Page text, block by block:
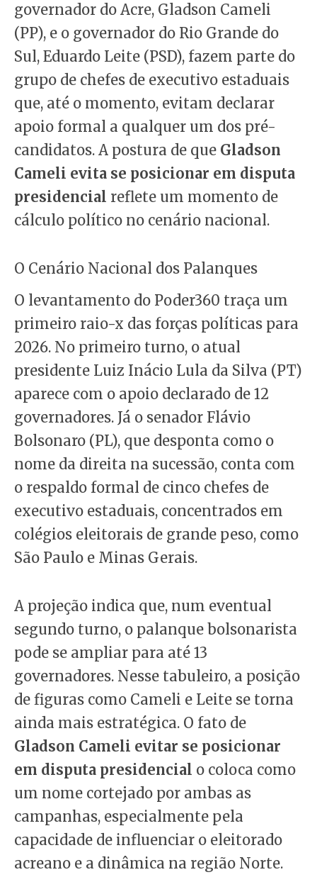
governador do Acre, Gladson Cameli
(PP), e o governador do Rio Grande do
Sul, Eduardo Leite (PSD), fazem parte do
grupo de chefes de executivo estaduais
que, até o momento, evitam declarar
apoio formal a qualquer um dos pré-
candidatos. A postura de que Gladson
Cameli evita se posicionar em disputa
presidencial reflete um momento de
cálculo político no cenário nacional.
O Cenário Nacional dos Palanques
O levantamento do Poder360 traça um
primeiro raio-x das forças políticas para
2026. No primeiro turno, o atual
presidente Luiz Inácio Lula da Silva (PT)
aparece com o apoio declarado de 12
governadores. Já o senador Flávio
Bolsonaro (PL), que desponta como o
nome da direita na sucessão, conta com
o respaldo formal de cinco chefes de
executivo estaduais, concentrados em
colégios eleitorais de grande peso, como
São Paulo e Minas Gerais.
A projeção indica que, num eventual
segundo turno, o palanque bolsonarista
pode se ampliar para até 13
governadores. Nesse tabuleiro, a posição
de figuras como Cameli e Leite se torna
ainda mais estratégica. O fato de
Gladson Cameli evitar se posicionar
em disputa presidencial o coloca como
um nome cortejado por ambas as
campanhas, especialmente pela
capacidade de influenciar o eleitorado
acreano e a dinâmica na região Norte.